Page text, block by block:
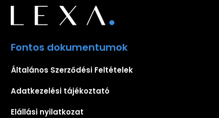
Fontos dokumentumok
Általános Szerződési Feltételek
Adatkezelési tájékoztató
Elállási nyilatkozat